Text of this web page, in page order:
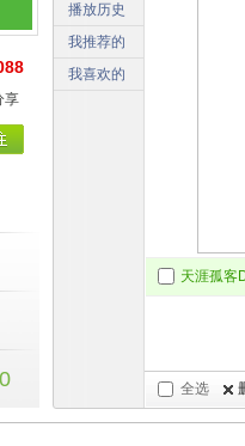
播放历史
我推荐的
我喜欢的
全选
享